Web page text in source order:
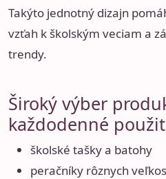
Takýto jednotný dizajn
vzťah k školským veciam a
trendy.
Široký výber
každodenné
školské tašky a batohy
peračníky rôznych